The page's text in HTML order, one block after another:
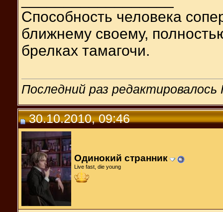
Способность человека
ближнему своему,
брелках тамагочи.
Последний раз
30.10.2010, 09:46
Одинокий странник
Live fast, die young